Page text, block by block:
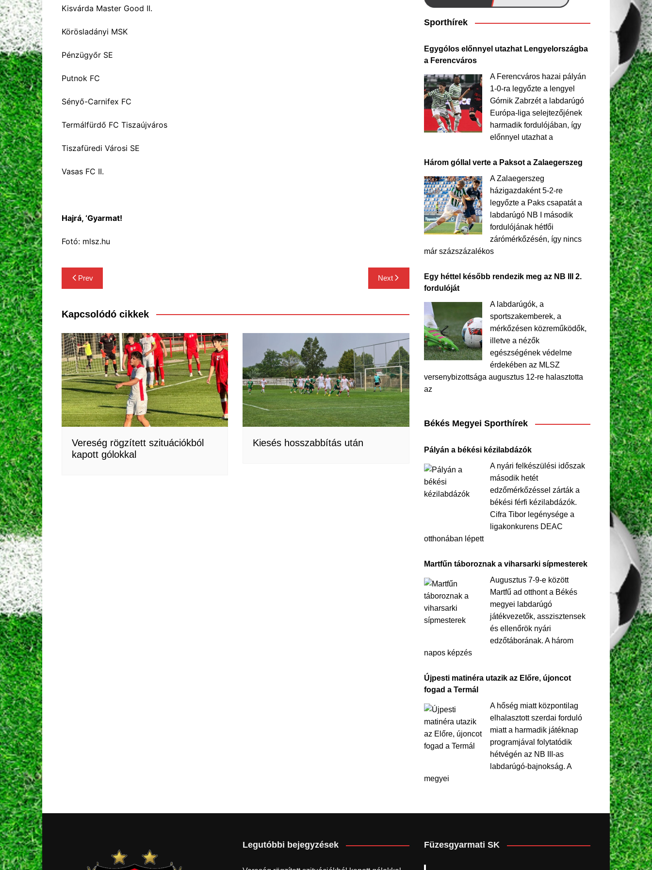
Kisvárda Master Good II.
Körösladányi MSK
Pénzügyőr SE
Putnok FC
Sényő-Carnifex FC
Termálfürdő FC Tiszaújváros
Tiszafüredi Városi SE
Vasas FC II.
Hajrá, ‘Gyarmat!
Fotó: mlsz.hu
Bejegyzés
navigáció
Prev Next
Kapcsolódó cikkek
Vereség rögzített szituációkból
kapott gólokkal
Kiesés hosszabbítás után
Sporthírek
Egygólos előnnyel utazhat Lengyelországba
a Ferencváros
A Ferencváros hazai pályán
1-0-ra legyőzte a lengyel
Górnik Zabrzét a labdarúgó
Európa-liga selejtezőjének
harmadik fordulójában, így
előnnyel utazhat a
Három góllal verte a Paksot a Zalaegerszeg
A Zalaegerszeg
házigazdaként 5-2-re
legyőzte a Paks csapatát a
labdarúgó NB I második
fordulójának hétfői
zárómérkőzésén, így nincs
már százszázalékos
Egy héttel később rendezik meg az NB III 2.
fordulóját
A labdarúgók, a
sportszakemberek, a
mérkőzésen közreműködők,
illetve a nézők
egészségének védelme
érdekében az MLSZ
versenybizottsága augusztus 12-re halasztotta
az
Békés Megyei Sporthírek
Pályán a békési kézilabdázók
A nyári felkészülési időszak
második hetét
edzőmérkőzéssel zárták a
békési férfi kézilabdázók.
Cifra Tibor legénysége a
ligakonkurens DEAC
otthonában lépett
Martfűn táboroznak a viharsarki sípmesterek
Augusztus 7-9-e között
Martfű ad otthont a Békés
megyei labdarúgó
játékvezetők, asszisztensek
és ellenőrök nyári
edzőtáborának. A három
napos képzés
Újpesti matinéra utazik az Előre, újoncot
fogad a Termál
A hőség miatt központilag
elhalasztott szerdai forduló
miatt a harmadik játéknap
programjával folytatódik
hétvégén az NB III-as
labdarúgó-bajnokság. A
megyei
Legutóbbi bejegyzések Füzesgyarmati SK